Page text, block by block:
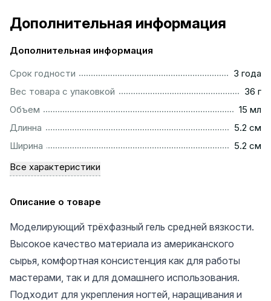
Дополнительная информация
Дополнительная информация
Срок годности
3 года
Вес товара с упаковкой
36 г
Объем
15 мл
Длинна
5.2 см
Ширина
5.2 см
Все характеристики
Описание о товаре
Моделирующий трёхфазный гель средней вязкости.
Высокое качество материала из американского
сырья, комфортная консистенция как для работы
мастерами, так и для домашнего использования.
Подходит для укрепления ногтей, наращивания и